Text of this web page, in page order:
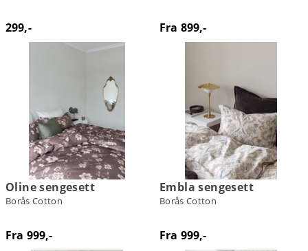
299,- Fra 899,-
Oline sengesett
Borås Cotton
Fra 999,-
Embla sengesett
Borås Cotton
Fra 999,-